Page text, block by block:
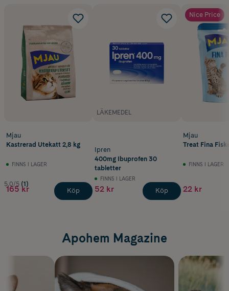
Mjau
Kastrerad Utekatt 2,8 kg
FINNS I LAGER
5.0/5 (1)
165 kr Köp
LÄKEMEDEL
Ipren
400mg Ibuprofen 30
tabletter
FINNS I LAGER
52 kr Köp
Nice Price
Mjau
Treat Fina
FINNS I LAGER
22 kr
Apohem Magazine